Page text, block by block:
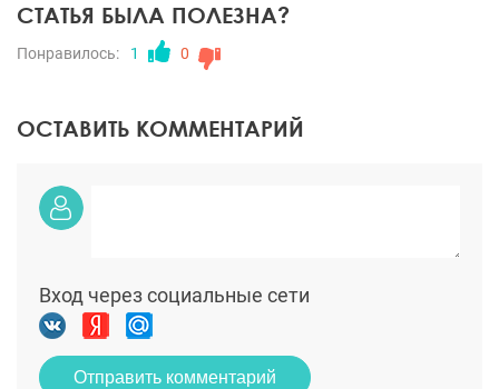
СТАТЬЯ БЫЛА ПОЛЕЗНА?
Понравилось: 1 0
ОСТАВИТЬ КОММЕНТАРИЙ
Вход через социальные сети
Отправить комментарий